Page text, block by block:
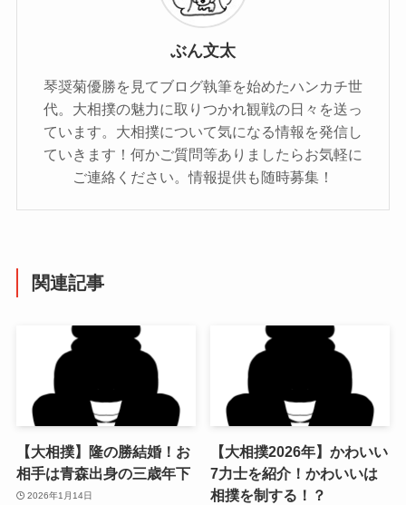
ぶん文太
琴奨菊優勝を見てブログ執筆を始めたハンカチ世
代。大相撲の魅力に取りつかれ観戦の日々を送っ
ています。大相撲について気になる情報を発信し
ていきます！何かご質問等ありましたらお気軽に
ご連絡ください。情報提供も随時募集！
関連記事
【大相撲】隆の勝結婚！お
相手は青森出身の三歳年下
2026年1月14日
【大相撲2026年】かわいい
7力士を紹介！かわいいは
相撲を制する！？